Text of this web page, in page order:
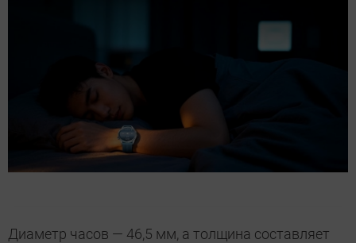
Диаметр часов — 46,5 мм, а толщина составляет